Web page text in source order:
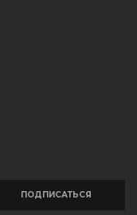
ПОДПИСАТЬСЯ